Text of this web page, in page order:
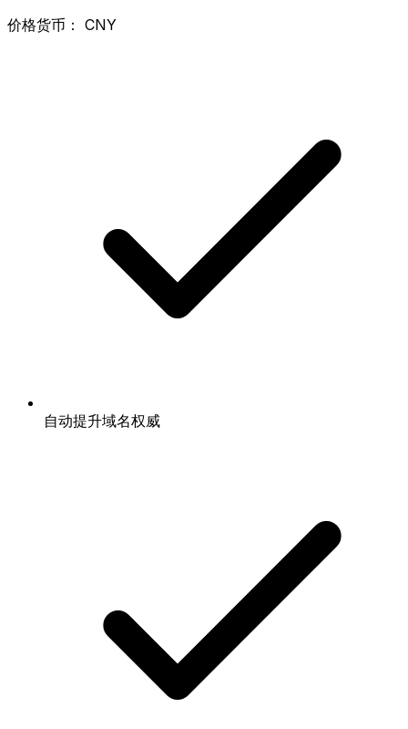
价格货币： CNY
自动提升域名权威